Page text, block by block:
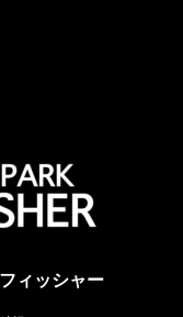
ィッシャー